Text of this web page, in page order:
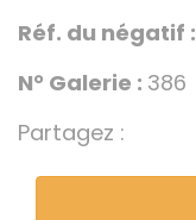
Réf. du négatif :
N° Galerie : 386
Partagez :